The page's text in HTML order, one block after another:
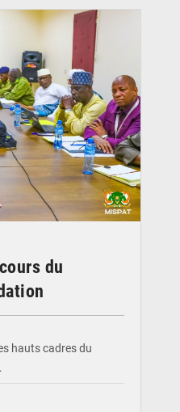
du
hauts cadres du